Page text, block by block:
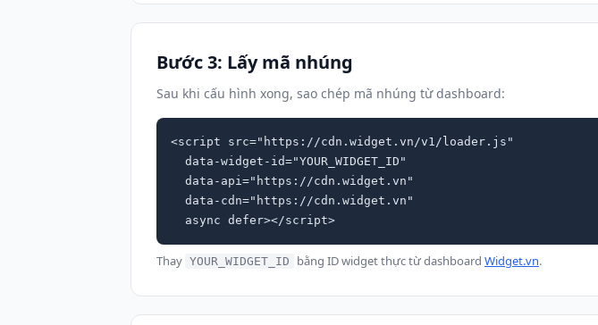
Bước 3: Lấy mã nhúng
Sau khi cấu hình xong, sao chép mã nhúng từ dashboard:
<script src="https://cdn.widget.vn/v1/loader.js"
  async defer></script>
Thay YOUR_WIDGET_ID bằng ID widget thực từ dashboard Widget.vn.